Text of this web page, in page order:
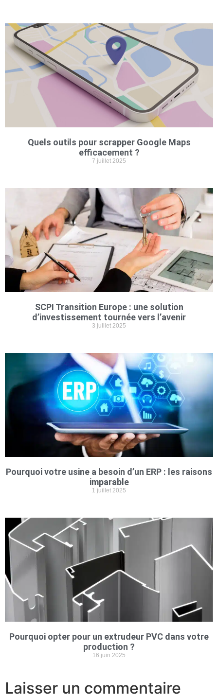
Quels outils pour scrapper Google Maps
efficacement ?
7 juillet 2025
SCPI Transition Europe : une solution
d’investissement tournée vers l’avenir
3 juillet 2025
Pourquoi votre usine a besoin d’un ERP : les raisons
imparable
1 juillet 2025
Pourquoi opter pour un extrudeur PVC dans votre
production ?
16 juin 2025
Laisser un commentaire